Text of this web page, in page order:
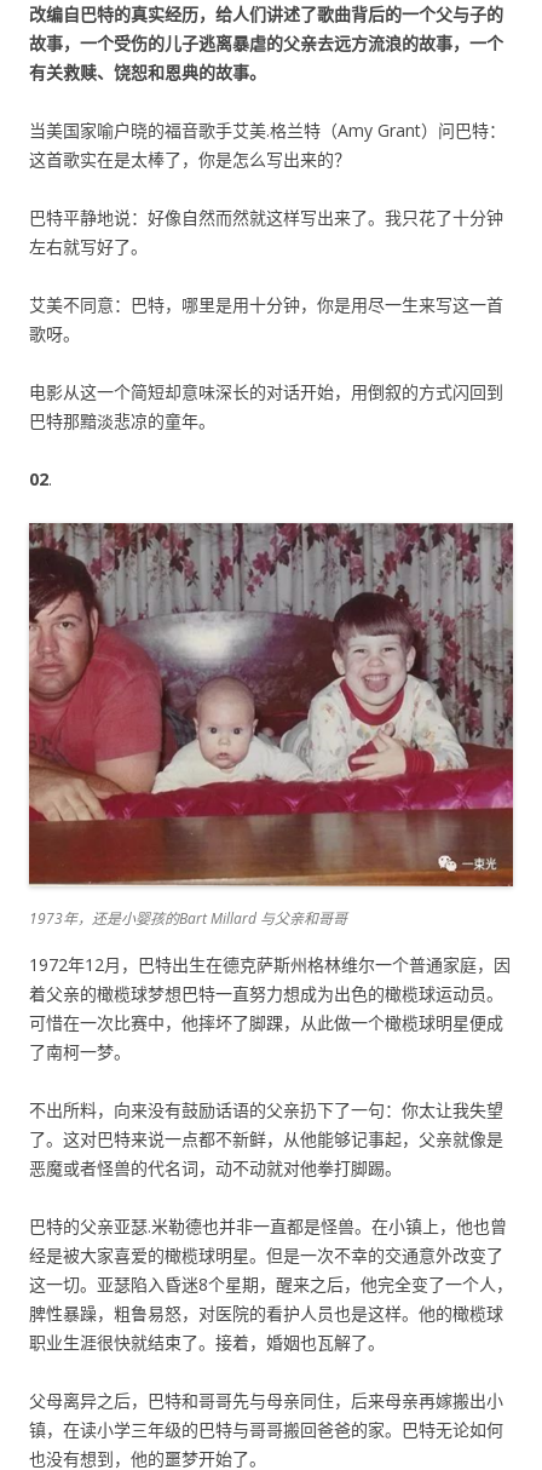
改编自巴特的真实经历，给人们讲述了歌曲背后的一个父与子的
故事，一个受伤的儿子逃离暴虐的父亲去远方流浪的故事，一个
有关救赎、饶恕和恩典的故事。
当美国家喻户晓的福音歌手艾美.格兰特（Amy Grant）问巴特：
这首歌实在是太棒了，你是怎么写出来的？
巴特平静地说：好像自然而然就这样写出来了。我只花了十分钟
左右就写好了。
艾美不同意：巴特，哪里是用十分钟，你是用尽一生来写这一首
歌呀。
电影从这一个简短却意味深长的对话开始，用倒叙的方式闪回到
巴特那黯淡悲凉的童年。
02.
1973年，还是小婴孩的Bart Millard 与父亲和哥哥
1972年12月，巴特出生在德克萨斯州格林维尔一个普通家庭，因
着父亲的橄榄球梦想巴特一直努力想成为出色的橄榄球运动员。
可惜在一次比赛中，他摔坏了脚踝，从此做一个橄榄球明星便成
了南柯一梦。
不出所料，向来没有鼓励话语的父亲扔下了一句：你太让我失望
了。这对巴特来说一点都不新鲜，从他能够记事起，父亲就像是
恶魔或者怪兽的代名词，动不动就对他拳打脚踢。
巴特的父亲亚瑟.米勒德也并非一直都是怪兽。在小镇上，他也曾
经是被大家喜爱的橄榄球明星。但是一次不幸的交通意外改变了
这一切。亚瑟陷入昏迷8个星期，醒来之后，他完全变了一个人，
脾性暴躁，粗鲁易怒，对医院的看护人员也是这样。他的橄榄球
职业生涯很快就结束了。接着，婚姻也瓦解了。
父母离异之后，巴特和哥哥先与母亲同住，后来母亲再嫁搬出小
镇，在读小学三年级的巴特与哥哥搬回爸爸的家。巴特无论如何
也没有想到，他的噩梦开始了。